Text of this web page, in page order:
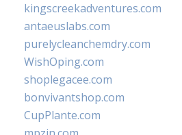
kingscreekadventures.com
antaeuslabs.com
purelycleanchemdry.com
WishOping.com
shoplegacee.com
bonvivantshop.com
CupPlante.com